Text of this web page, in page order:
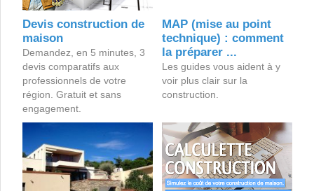
Devis construction de
maison
Demandez, en 5 minutes, 3
devis comparatifs aux
professionnels de votre
région. Gratuit et sans
engagement.
MAP (mise au point
technique) : comment
la préparer ...
Les guides vous aident à y
voir plus clair sur la
construction.